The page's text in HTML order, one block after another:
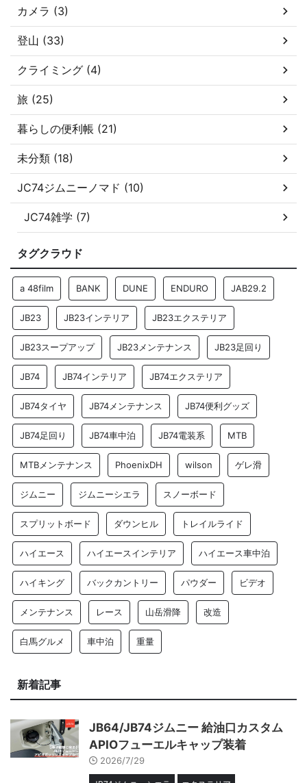
カメラ (3)
登山 (33)
クライミング (4)
旅 (25)
暮らしの便利帳 (21)
未分類 (18)
JC74ジムニーノマド (10)
JC74雑学 (7)
タグクラウド
a 48film BANK DUNE ENDURO JAB29.2
JB23 JB23インテリア JB23エクステリア
JB23スープアップ JB23メンテナンス JB23足回り
JB74 JB74インテリア JB74エクステリア
JB74タイヤ JB74メンテナンス JB74便利グッズ
JB74足回り JB74車中泊 JB74電装系 MTB
MTBメンテナンス PhoenixDH wilson ゲレ滑
ジムニー ジムニーシエラ スノーボード
スプリットボード ダウンヒル トレイルライド
ハイエース ハイエースインテリア ハイエース車中泊
ハイキング バックカントリー パウダー ビデオ
メンテナンス レース 山岳滑降 改造
白馬グルメ 車中泊 重量
新着記事
JB64/JB74ジムニー 給油口カスタム
APIOフューエルキャップ装着
2026/7/29